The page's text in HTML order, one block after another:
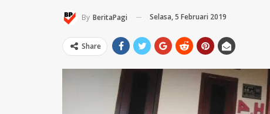
By BeritaPagi Selasa, 5 Februari 2019
Share